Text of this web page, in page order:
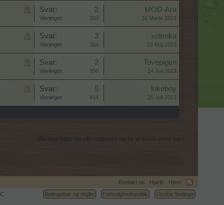
Svar: 2
Visninger: 303
MOD-Ara
16 Marts 2023
Svar: 3
Visninger: 354
xolenka
15 Maj 2023
Svar: 2
Visninger: 356
Tovepigen
14 Juli 2023
Svar: 5
Visninger: 414
lokeboy
25 Juli 2023
(Du skal logge ind eller registrere dig for at kunne poste her.)
Kontakt os Hjælp
Hjem
Betingelser og regler
Fortrolighedspolitik Cookie Settings